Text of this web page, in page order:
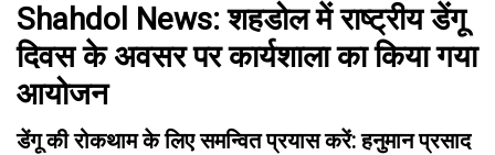
Shahdol News: शहडोल में राष्ट्रीय डेंगू
दिवस के अवसर पर कार्यशाला का किया गया
आयोजन
डेंगू की रोकथाम के लिए समन्वित प्रयास करें: हनुमान प्रसाद